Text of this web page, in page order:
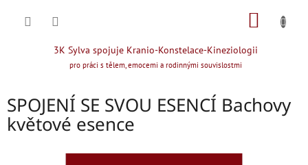
3K Sylva spojuje Kranio-Konstelace-Kineziologii
pro práci s tělem, emocemi a rodinnými souvislostmi
SPOJENÍ SE SVOU ESENCÍ Bachovy
květové esence